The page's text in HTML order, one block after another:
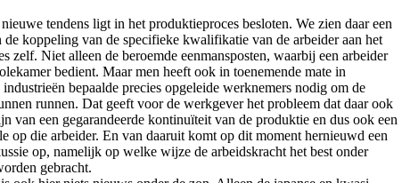
tendens ligt in het produktieproces besloten. We zien daar een
koppeling van de specifieke kwalifikatie van de arbeider aan het
zelf. Niet alleen de beroemde eenmansposten, waarbij een arbeider
bedient. Maar men heeft ook in toenemende mate in
bepaalde precies opgeleide werknemers nodig om de
runnen. Dat geeft voor de werkgever het probleem dat daar ook
van een gegarandeerde kontinuïteit van de produktie en dus ook een
op die arbeider. En van daaruit komt op dit moment hernieuwd een
op, namelijk op welke wijze de arbeidskracht het best onder
gebracht.